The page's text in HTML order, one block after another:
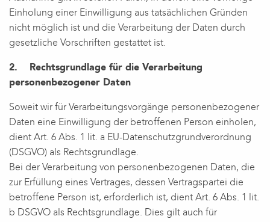
Einholung einer Einwilligung aus tatsächlichen Gründen
nicht möglich ist und die Verarbeitung der Daten durch
gesetzliche Vorschriften gestattet ist.
2. Rechtsgrundlage für die Verarbeitung
personenbezogener Daten
Soweit wir für Verarbeitungsvorgänge personenbezogener
Daten eine Einwilligung der betroffenen Person einholen,
dient Art. 6 Abs. 1 lit. a EU-Datenschutzgrundverordnung
(DSGVO) als Rechtsgrundlage.
Bei der Verarbeitung von personenbezogenen Daten, die
zur Erfüllung eines Vertrages, dessen Vertragspartei die
betroffene Person ist, erforderlich ist, dient Art. 6 Abs. 1 lit.
b DSGVO als Rechtsgrundlage. Dies gilt auch für